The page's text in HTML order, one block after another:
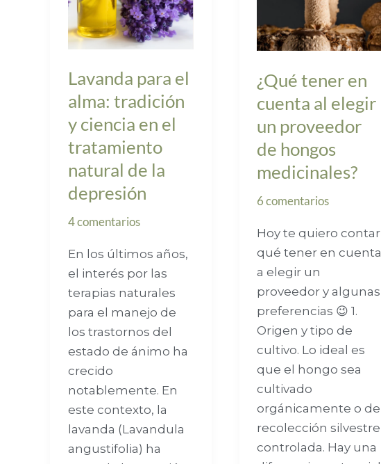
Lavanda para el
alma: tradición
y ciencia en el
tratamiento
natural de la
depresión
4 comentarios
En los últimos años,
el interés por las
terapias naturales
para el manejo de
los trastornos del
estado de ánimo ha
crecido
notablemente. En
este contexto, la
lavanda (Lavandula
angustifolia) ha
tradición
y
ciencia
en
el
tratamiento
natural
de
la
depresión
¿Qué tener en
cuenta al elegir
un proveedor
de hongos
medicinales?
6 comentarios
Hoy te quiero contar
qué tener en cuenta
a elegir un
proveedor y algunas
preferencias 😉 1.
Origen y tipo de
cultivo. Lo ideal es
que el hongo sea
cultivado
orgánicamente o de
recolección silvestre
controlada. Hay una
elegir
un
de
hongos
medicinales?